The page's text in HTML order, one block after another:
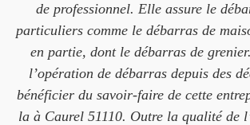
de professionnel. Elle assure le
particuliers comme le débarras de
en partie, dont le débarras de
l’opération de débarras depuis des
bénéficier du savoir-faire de cette
la à Caurel 51110. Outre la qualité de